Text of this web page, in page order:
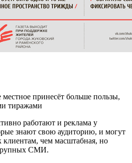
принесёт больше пользы,
тиражами
работают и реклама у
знают свою аудиторию, и могут
клиентам, чем масштабная, но
СМИ.